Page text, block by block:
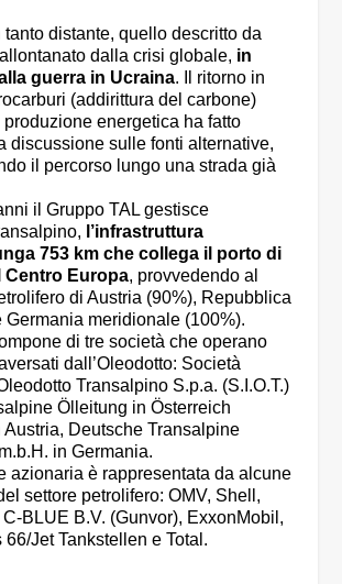
tanto distante, quello descritto da
dalla crisi globale, in
guerra in Ucraina. Il ritorno in
(addirittura del carbone)
produzione energetica ha fatto
discussione sulle fonti alternative,
il percorso lungo una strada già
il Gruppo TAL gestisce
l’infrastruttura
753 km che collega il porto di
Centro Europa, provvedendo al
di Austria (90%), Repubblica
Germania meridionale (100%).
di tre società che operano
dall’Oleodotto: Società
Transalpino S.p.a. (S.I.O.T.)
Ölleitung in Österreich
Austria, Deutsche Transalpine
in Germania.
azionaria è rappresentata da alcune
settore petrolifero: OMV, Shell,
BLUE B.V. (Gunvor), ExxonMobil,
66/Jet Tankstellen e Total.